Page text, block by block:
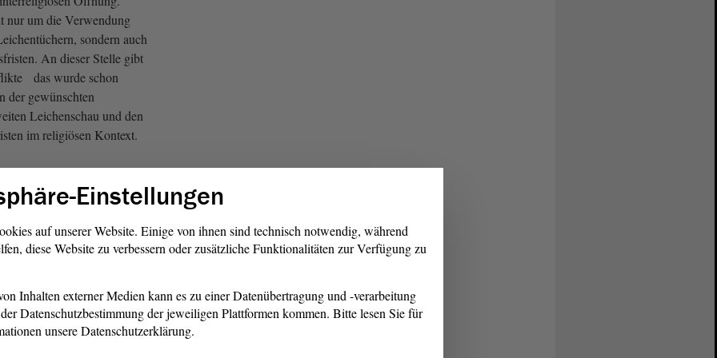
nur um die Verwendung
sondern auch
An dieser Stelle gibt
das wurde schon
gewünschten
Leichenschau und den
im religiösen Kontext.
zur zweiten
auch die entsprechenden
Verfügung stehen müssen.
mögliche Übertragung
Meine sehr geehrten
Was passiert, wenn sich ein
oder seinen
Einstellungen
auf unserer Website. Einige von ihnen sind technisch notwendig, während
diese Website zu verbessern oder zusätzliche Funktionalitäten zur Verfügung zu
Inhalten externer Medien kann es zu einer Datenübertragung und -verarbeitung
Datenschutzbestimmung der jeweiligen Plattformen kommen. Bitte lesen Sie für
unsere Datenschutzerklärung.